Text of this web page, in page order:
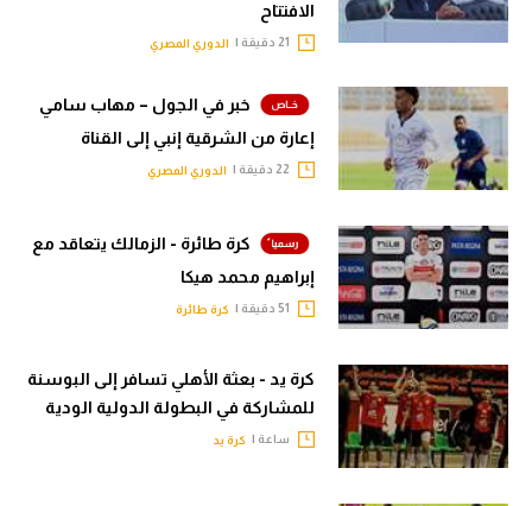
الافتتاح
الدوري المصري
خبر في الجول – مهاب سامي
إعارة من الشرقية إنبي إلى القناة
الدوري المصري
كرة طائرة - الزمالك يتعاقد مع
إبراهيم محمد هيكا
كرة طائرة
كرة يد - بعثة الأهلي تسافر إلى البوسنة
للمشاركة في البطولة الدولية الودية
ساعة | كرة يد